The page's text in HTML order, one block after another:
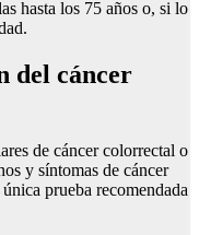
hasta los 75 años o, si lo
del cáncer
de cáncer colorrectal o
y síntomas de cáncer
prueba recomendada